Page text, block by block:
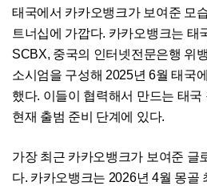
태국에서 카카오뱅크가 보여준 모
트너십에 가깝다. 카카오뱅크는 태
SCBX, 중국의 인터넷전문은행 위
소시엄을 구성해 2025년 6월 태국
했다. 이들이 협력해서 만드는 태
현재 출범 준비 단계에 있다.
가장 최근 카카오뱅크가 보여준 글
다. 카카오뱅크는 2026년 4월 몽골